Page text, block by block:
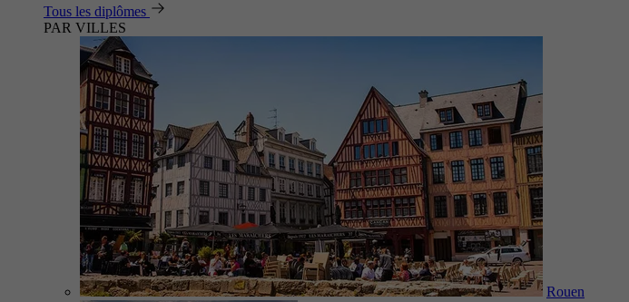
Tous les diplômes
PAR VILLES
Rouen